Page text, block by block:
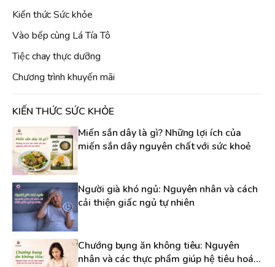
Kiến thức Sức khỏe
Vào bếp cùng Lá Tía Tô
Tiệc chay thực dưỡng
Chương trình khuyến mãi
KIẾN THỨC SỨC KHỎE
Miến sắn dây là gì? Những lợi ích của
miến sắn dây nguyên chất với sức khoẻ
Người già khó ngủ: Nguyên nhân và cách
cải thiện giấc ngủ tự nhiên
Chướng bụng ăn không tiêu: Nguyên
nhân và các thực phẩm giúp hệ tiêu hoá